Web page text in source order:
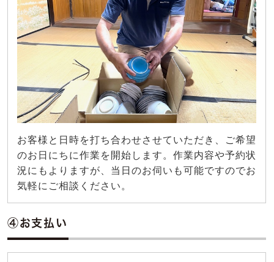
お客様と日時を打ち合わせさせていただき、ご希望
のお日にちに作業を開始します。作業内容や予約状
況にもよりますが、当日のお伺いも可能ですのでお
気軽にご相談ください。
④お支払い